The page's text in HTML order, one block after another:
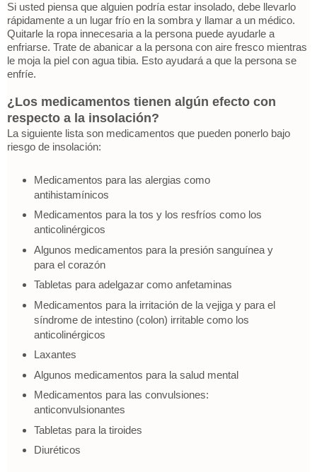
Si usted piensa que alguien podría estar insolado, debe llevarlo
rápidamente a un lugar frío en la sombra y llamar a un médico.
Quitarle la ropa innecesaria a la persona puede ayudarle a
enfriarse. Trate de abanicar a la persona con aire fresco mientras
le moja la piel con agua tibia. Esto ayudará a que la persona se
enfríe.
¿Los medicamentos tienen algún efecto con
respecto a la insolación?
La siguiente lista son medicamentos que pueden ponerlo bajo
riesgo de insolación:
Medicamentos para las alergias como
antihistamínicos
Medicamentos para la tos y los resfríos como los
anticolinérgicos
Algunos medicamentos para la presión sanguínea y
para el corazón
Tabletas para adelgazar como anfetaminas
Medicamentos para la irritación de la vejiga y para el
síndrome de intestino (colon) irritable como los
anticolinérgicos
Laxantes
Algunos medicamentos para la salud mental
Medicamentos para las convulsiones:
anticonvulsionantes
Tabletas para la tiroides
Diuréticos